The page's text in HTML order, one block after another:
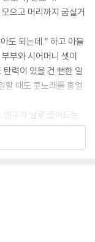
으고 머리까지 굽실거
도 되는데.” 하고 아들
부와 시어머니 셋이
력이 있을 건 뻔한 일
할 때도 콧노래를 흥얼
인구가 날로 줄어드는
지 않는다.
소리는 분위기가 가라
있어요.”
스히코가 대답한다.